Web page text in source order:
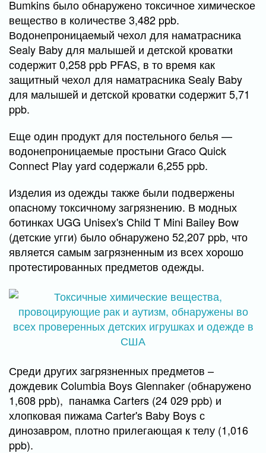
Bumkins было обнаружено токсичное химическое
вещество в количестве 3,482 ppb.
Водонепроницаемый чехол для наматрасника
Sealy Baby для малышей и детской кроватки
содержит 0,258 ppb PFAS, в то время как
защитный чехол для наматрасника Sealy Baby
для малышей и детской кроватки содержит 5,71
ppb.
Еще один продукт для постельного белья —
водонепроницаемые простыни Graco Quick
Connect Play yard содержали 6,255 ppb.
Изделия из одежды также были подвержены
опасному токсичному загрязнению. В модных
ботинках UGG Unisex's Child T Mini Bailey Bow
(детские угги) было обнаружено 52,207 ppb, что
является самым загрязненным из всех хорошо
протестированных предметов одежды.
Среди других загрязненных предметов –
дождевик Columbia Boys Glennaker (обнаружено
1,608 ppb), панамка Carters (24 029 ppb) и
хлопковая пижама Carter's Baby Boys с
динозавром, плотно прилегающая к телу (1,016
ppb).